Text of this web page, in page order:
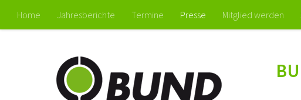
Home Jahresberichte Termine Presse Mitglied werden